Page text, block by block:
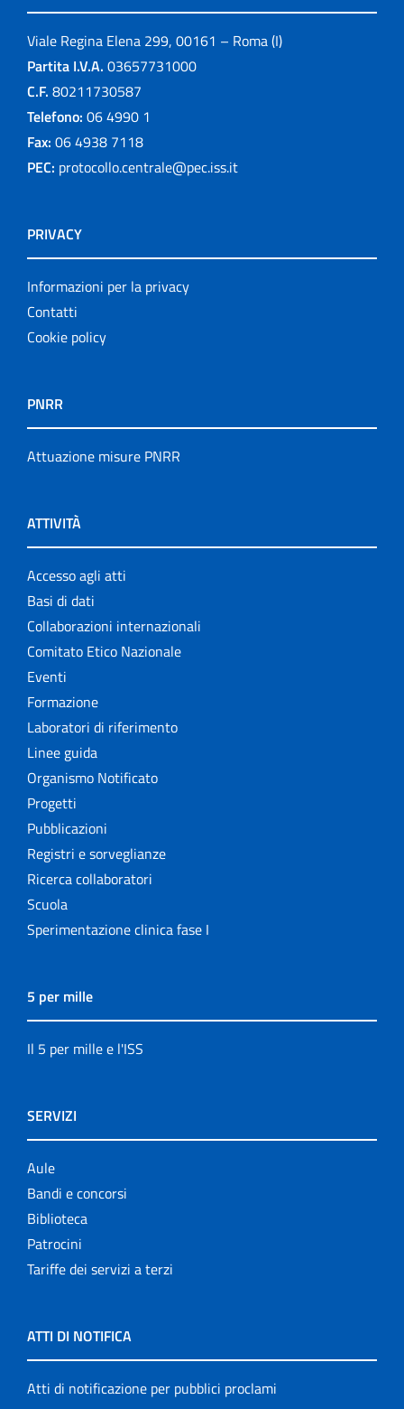
Viale Regina Elena 299, 00161 – Roma (I)
Partita I.V.A. 03657731000
C.F. 80211730587
Telefono: 06 4990 1
Fax: 06 4938 7118
PEC: protocollo.centrale@pec.iss.it
PRIVACY
Informazioni per la privacy
Contatti
Cookie policy
PNRR
Attuazione misure PNRR
ATTIVITÀ
Accesso agli atti
Basi di dati
Collaborazioni internazionali
Comitato Etico Nazionale
Eventi
Formazione
Laboratori di riferimento
Linee guida
Organismo Notificato
Progetti
Pubblicazioni
Registri e sorveglianze
Ricerca collaboratori
Scuola
Sperimentazione clinica fase I
5 per mille
Il 5 per mille e l'ISS
SERVIZI
Aule
Bandi e concorsi
Biblioteca
Patrocini
Tariffe dei servizi a terzi
ATTI DI NOTIFICA
Atti di notificazione per pubblici proclami